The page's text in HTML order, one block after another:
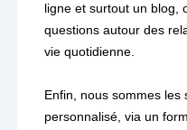
ligne et surtout un blog,
questions autour des
vie quotidienne.
Enfin, nous sommes les
personnalisé, via un